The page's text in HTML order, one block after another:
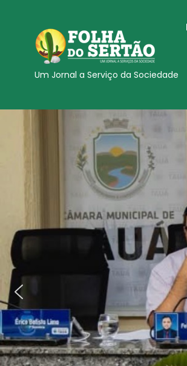
Um Jornal a Serviço da Sociedade